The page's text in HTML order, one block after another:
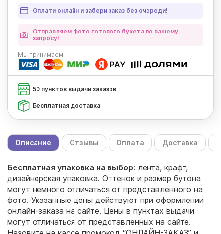
Оплати онлайн и забери заказ без очереди!
Отправляем фото готового букета по вашему
запросу!
Мы принимаем:
50 пунктов выдачи заказов
Бесплатная доставка
Описание Отзывы Оплата Доставка
Бесплатная упаковка на выбор: лента, крафт,
дизайнерская упаковка. Оттенок и размер бутона
могут немного отличаться от представленного на
фото. Указанные цены действуют при оформлении
онлайн-заказа на сайте. Цены в пунктах выдачи
могут отличаться от представленных на сайте.